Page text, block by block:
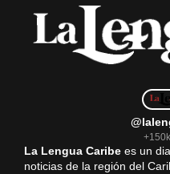
La Lengua Caribe es un
noticias de la región del